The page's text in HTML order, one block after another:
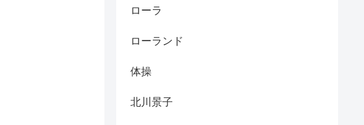
ローラ
ローランド
体操
北川景子